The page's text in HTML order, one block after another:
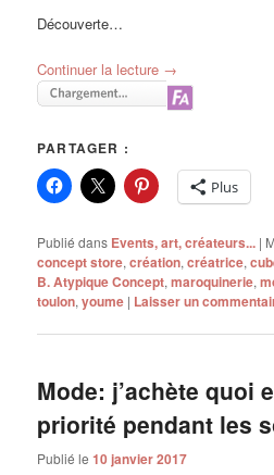
Découverte…
Continuer la lecture →
PARTAGER :
Plus
Publié dans Events, art, créateurs... |
concept store,création,créatrice,
B. Atypique Concept,maroquinerie,
toulon,youme | Laisser un
Mode: j’achète quoi
priorité pendant les
Publié le10 janvier 2017